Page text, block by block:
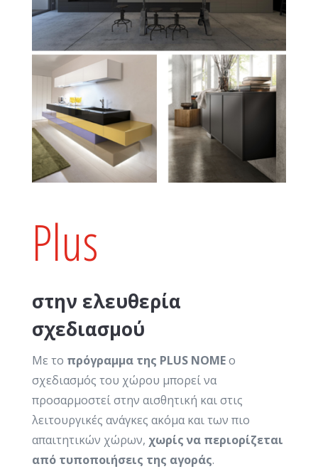
Plus
στην ελευθερία
σχεδιασμού
Με το πρόγραμμα της PLUS NOMEο
σχεδιασμός του χώρου μπορεί να
προσαρμοστεί στην αισθητική και στις
λειτουργικές ανάγκες ακόμα και των πιο
απαιτητικών χώρων, χωρίς να περιορίζεται
από τυποποιήσεις της αγοράς.